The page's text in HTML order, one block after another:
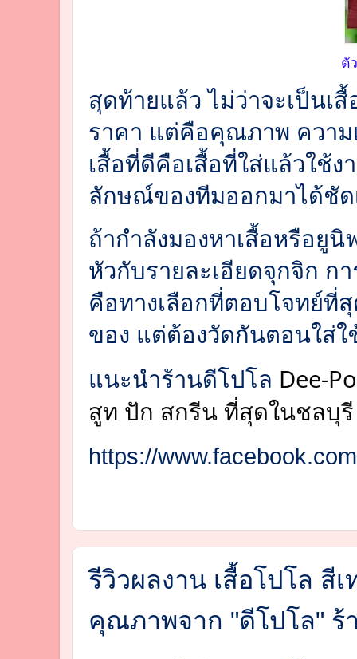
ตั
สุดท้ายแล้ว ไม่ว่าจะเป็น
ราคา แต่คือคุณภาพ ความ
เสื้อที่ดีคือเสื้อที่ใส่แล้วใช้
ลักษณ์ของทีมออกมาได้ชัด
ถ้ากำลังมองหาเสื้อหรือยู
หัวกับรายละเอียดจุกจิก
คือทางเลือกที่ตอบโจทย์ที่
ของ แต่ต้องวัดกันตอนใส่ใ
แนะนำร้านดีโปโล Dee-
สูท ปัก สกรีน ที่สุดในชลบุรี
https://
รีวิวผลงาน เสื้อโปโล
คุณภาพจาก "ดีโปโล" ร้